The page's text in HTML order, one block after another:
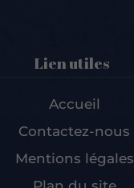
Lien utiles
Accueil
Contactez-nous
Mentions légales